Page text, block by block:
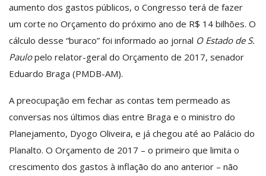
aumento dos gastos públicos, o Congresso terá de fazer
um corte no Orçamento do próximo ano de R$ 14 bilhões. O
cálculo desse “buraco” foi informado ao jornal O Estado de S.
Paulopelo relator-geral do Orçamento de 2017, senador
Eduardo Braga (PMDB-AM).
A preocupação em fechar as contas tem permeado as
conversas nos últimos dias entre Braga e o ministro do
Planejamento, Dyogo Oliveira, e já chegou até ao Palácio do
Planalto. O Orçamento de 2017 – o primeiro que limita o
crescimento dos gastos à inflação do ano anterior – não